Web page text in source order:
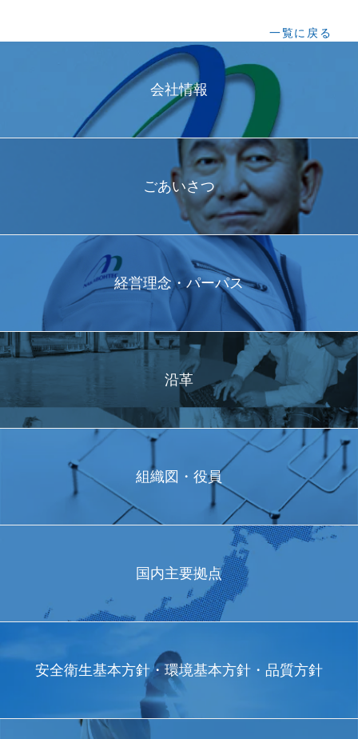
一覧に戻る
会社情報
ごあいさつ
経営理念・パーパス
沿革
組織図・役員
国内主要拠点
安全衛生基本方針・ 環境基本方針・ 品質方針